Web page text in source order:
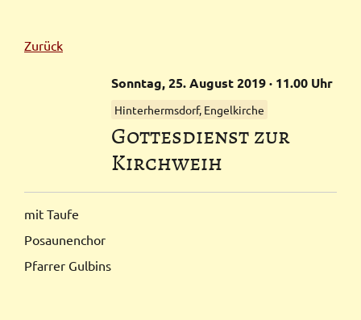
Zurück
Sonntag,25.August2019· 11.00 Uhr
Hinterhermsdorf, Engelkirche
Gottesdienst zur
Kirchweih
mit Taufe
Posaunenchor
Pfarrer Gulbins